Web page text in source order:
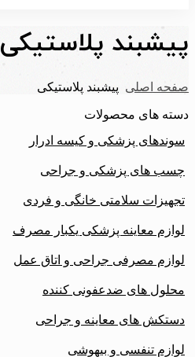
پیشبند پلاستیکی
صفحه اصلی پیشبند پلاستیکی
دسته های محصولات
سوندهای پزشکی و کیسه ادرار
چسب های پزشکی و جراحی
تجهیزات سلامتی خانگی و فردی
لوازم معاینه پزشکی یکبار مصرف
لوازم مصرفی جراحی و اتاق عمل
محلول های ضدعفونی کننده
دستکش های معاینه و جراحی
لوازم تنفسی و بیهوشی